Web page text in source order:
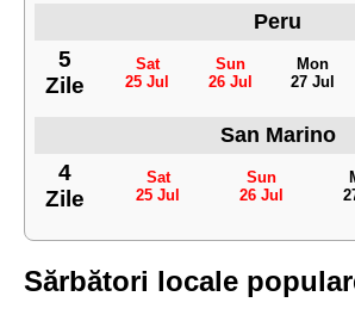
Peru
5
Zile
Sat
25 Jul
Sun
26 Jul
Mon
27 Jul
San Marino
4
Zile
Sat
25 Jul
Sun
26 Jul
Sărbători locale